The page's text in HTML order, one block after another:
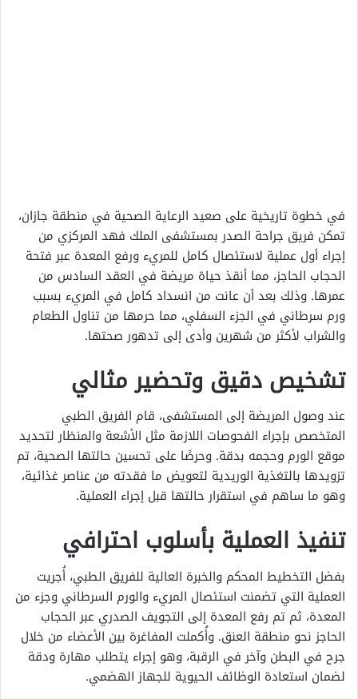
في خطوة تاريخية على صعيد الرعاية الصحية في منطقة جازان،
تمكن فريق جراحة الصدر بمستشفى الملك فهد المركزي من
إجراء أول عملية لاستئصال كامل للمريء ورفع المعدة عبر فتحة
الحجاب الحاجز، مما أنقذ حياة مريضة في العقد السادس من
عمرها. وذلك بعد أن عانت من انسداد كامل في المريء بسبب
ورم سرطاني في الجزء السفلي، مما حرمها من تناول الطعام
والشراب لأكثر من شهرين وأدى إلى تدهور صحتها.
تشخيص دقيق وتحضير مثالي
عند وصول المريضة إلى المستشفى، قام الفريق الطبي
المتخصص بإجراء الفحوصات اللازمة مثل الأشعة والمنظار لتحديد
موقع الورم وحجمه بدقة. وحرصًا على تحسين حالتها الصحية، تم
تزويدها بالتغذية الوريدية لتعويض ما فقدته من عناصر غذائية،
وهو ما ساهم في استقرار حالتها قبل إجراء العملية.
تنفيذ العملية بأسلوب احترافي
بفضل التخطيط المحكم والخبرة العالية للفريق الطبي، أُجريت
العملية التي تضمنت استئصال المريء والورم السرطاني وجزء من
المعدة، ثم تم رفع المعدة إلى التجويف الصدري عبر الحجاب
الحاجز نحو منطقة العنق. وأُكملت المفاغرة بين الأعضاء من خلال
جرح في البطن وآخر في الرقبة، وهو إجراء يتطلب مهارة ودقة
لضمان استعادة الوظائف الحيوية للجهاز الهضمي.